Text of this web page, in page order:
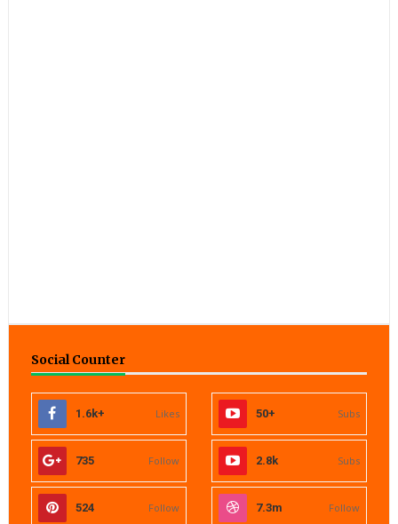
Social Counter
1.6k+ Likes 50+ Subs
735 Follow 2.8k Subs
524 Follow 7.3m Follow